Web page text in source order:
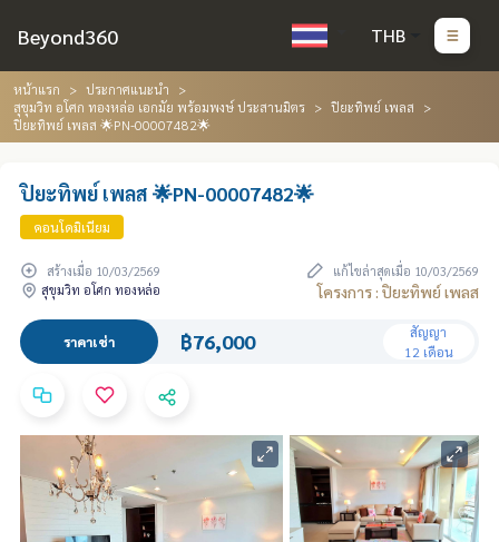
Beyond360 THB
หน้าแรก
ประกาศแนะนำ
สุขุมวิท อโศก ทองหล่อ เอกมัย พร้อมพงษ์ ประสานมิตร
ปิยะทิพย์ เพลส
ปิยะทิพย์ เพลส 🌟PN-00007482🌟
ปิยะทิพย์ เพลส 🌟PN-00007482🌟
คอนโดมิเนียม
สร้างเมื่อ 10/03/2569
แก้ไขล่าสุดเมื่อ 10/03/2569
สุขุมวิท อโศก ทองหล่อ
โครงการ : ปิยะทิพย์ เพลส
ราคาเช่า ฿76,000
สัญญา
12 เดือน